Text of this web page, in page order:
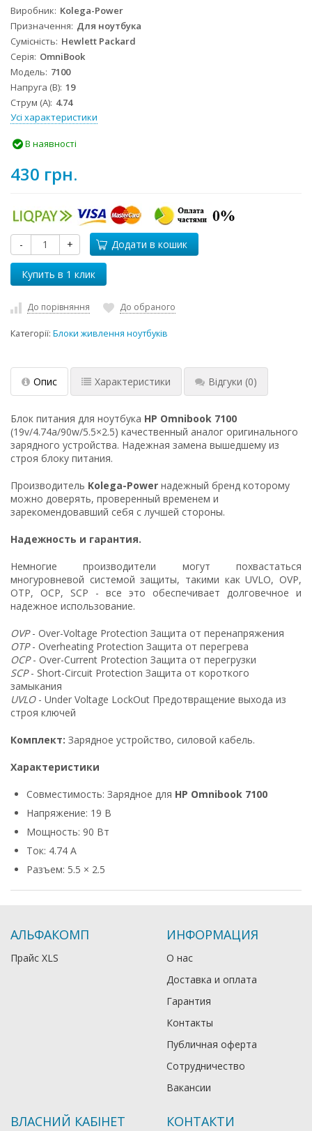
Виробник Kolega-Power
Призначення Для ноутбука
Сумісність Hewlett Packard
Серія OmniBook
Модель 7100
Напруга (В) 19
Струм (А) 4.74
Усі характеристики
В наявності
430 грн.
- + Додати в кошик
До порівняння До обраного
Категорії: Блоки живлення ноутбуків
Опис Характеристики Відгуки (0)
Блок питания для ноутбука HP Omnibook 7100
(19v/4.74a/90w/5.5×2.5) качественный аналог оригинального
зарядного устройства. Надежная замена вышедшему из
строя блоку питания.
Производитель Kolega-Power надежный бренд которому
можно доверять, проверенный временем и
зарекомендовавший себя с лучшей стороны.
Надежность и гарантия.
Немногие производители могут похвастаться
многуровневой системой защиты, такими как UVLO, OVP,
OTP, OCP, SCP - все это обеспечивает долговечное и
надежное использование.
OVP- Over-Voltage Protection Защита от перенапряжения
OTP- Overheating Protection Защита от перегрева
OCP- Over-Current Protection Защита от перегрузки
SCP- Short-Circuit Protection Защита от короткого
замыкания
UVLO- Under Voltage LockOut Предотвращение выхода из
строя ключей
Комплект: Зарядное устройство, силовой кабель.
Характеристики
Совместимость: Зарядное для HP Omnibook 7100
Напряжение: 19 В
Мощность: 90 Вт
Ток: 4.74 А
Разъем: 5.5 × 2.5
АЛЬФАКОМП
Прайс XLS
ИНФОРМАЦИЯ
О нас
Доставка и оплата
Гарантия
Контакты
Публичная оферта
Сотрудничество
Вакансии
ВЛАСНИЙ КАБІНЕТ КОНТАКТИ